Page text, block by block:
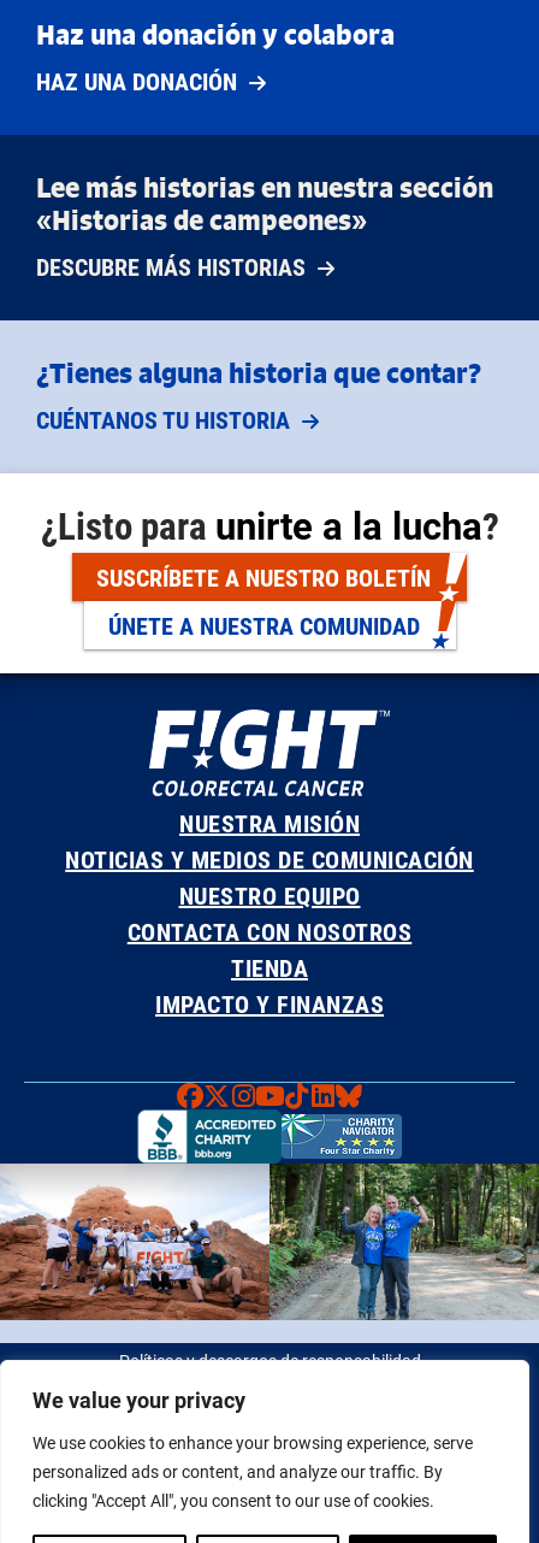
We value your privacy
We use cookies to enhance your browsing experience, serve
personalized ads or content, and analyze our traffic. By
clicking "Accept All", you consent to our use of cookies.
Haz una donación y colabora
HAZ UNA DONACIÓN
Lee más historias en nuestra sección
«Historias de campeones»
DESCUBRE MÁS HISTORIAS
¿Tienes alguna historia que contar?
CUÉNTANOS TU HISTORIA
¿Listo para unirte a la lucha?
SUSCRÍBETE A NUESTRO BOLETÍN
ÚNETE A NUESTRA COMUNIDAD
NUESTRA MISIÓN
NOTICIAS Y MEDIOS DE COMUNICACIÓN
NUESTRO EQUIPO
CONTACTA CON NOSOTROS
TIENDA
IMPACTO Y FINANZAS
Faceboook
X Instagram
YouTube
TikTok
LinkedIn
Bluesky
Políticas y descargos de responsabilidad
© 2026 Fight Colorectal Cancer. Todos los derechos reservados.
Identificación fiscal: 20-2622550